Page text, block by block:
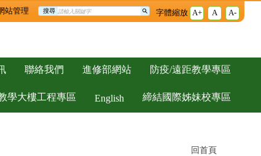
站管理 搜尋 字體縮放 A+ A A-
聯絡我們 進修部網站 防疫/遠距教學專區
學大樓工程專區 English
締結國際姊妹校專區
回首頁